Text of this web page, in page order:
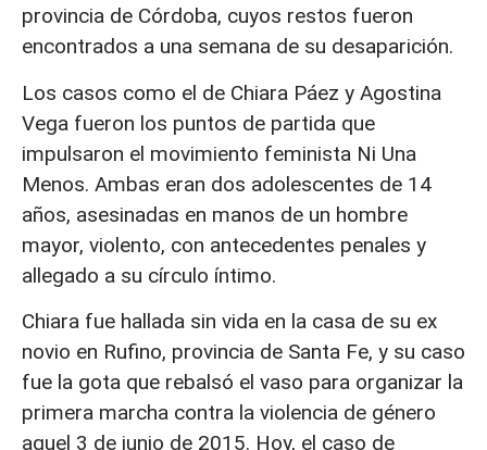
provincia de Córdoba, cuyos restos fueron
encontrados a una semana de su desaparición.
Los casos como el de Chiara Páez y Agostina
Vega fueron los puntos de partida que
impulsaron el movimiento feminista Ni Una
Menos. Ambas eran dos adolescentes de 14
años, asesinadas en manos de un hombre
mayor, violento, con antecedentes penales y
allegado a su círculo íntimo.
Chiara fue hallada sin vida en la casa de su ex
novio en Rufino, provincia de Santa Fe, y su caso
fue la gota que rebalsó el vaso para organizar la
primera marcha contra la violencia de género
aquel 3 de junio de 2015. Hoy, el caso de